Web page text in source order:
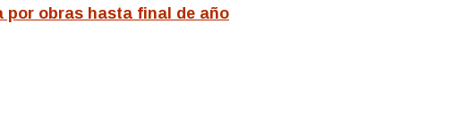
por obras hasta final de año